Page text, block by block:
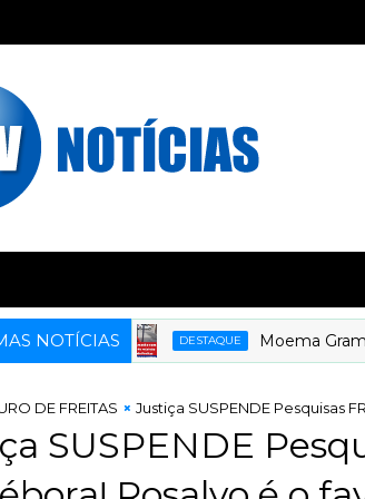
NOTÍCIAS DESTAQUE Moema
DE FREITAS Justiça SUSPENDE Pesquisas
SUSPENDE